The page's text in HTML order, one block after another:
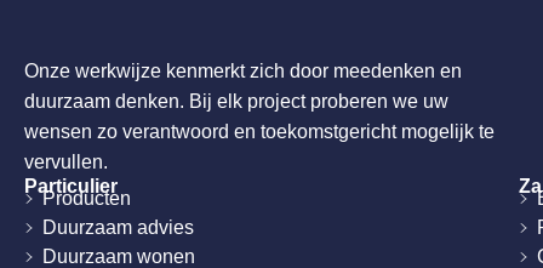
Onze werkwijze kenmerkt zich door meedenken en
duurzaam denken. Bij elk project proberen we uw
wensen zo verantwoord en toekomstgericht mogelijk te
vervullen.
Particulier
Producten
Duurzaam advies
Duurzaam wonen